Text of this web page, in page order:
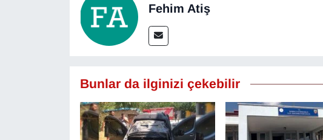
Fehim Atiş
Bunlar da ilginizi çekebilir
VAN'DA SPOR